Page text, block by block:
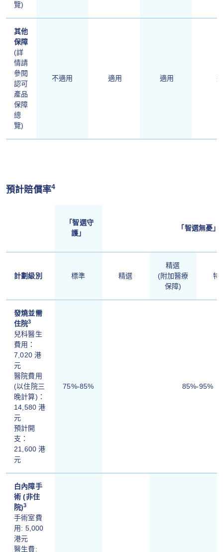
覽)
其他
保障
(詳
情請
參閱
認可
產品
保障
總
覽)
不適用 適用 適用
預計賠償率4
「智選守
護」
「智選無憂」
計劃級別 標準 精選
精選
(附加醫療
保障)
特
發燒並需
住院3
兒科醫生
費用：
7,020 港
元
醫院費用
(以住院三
晚計算)：
14,580 港
元
預計開
支：
21,600 港
元
75%-85% 85%-95%
白內障手
術 (非住
院)3
手術室費
用: 5,000
港元
醫生費: